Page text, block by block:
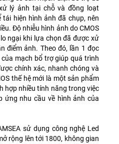
lý ảnh tại chỗ và đồng loạt
hiện hình ảnh đã chụp, nên
Độ nhiễu hình ảnh do CMOS
ngại khi lựa chọn đã được xử
điểm ảnh. Theo đó, lần 1 đọc
mạch bổ trợ giúp quá trình
chính xác, nhanh chóng và
thế hệ mới là một sản phẩm
hợp nhiều tính năng trong việc
ứng nhu cầu về hình ảnh của
sử dụng công nghệ Led
rộng lên tới 1800, không gian